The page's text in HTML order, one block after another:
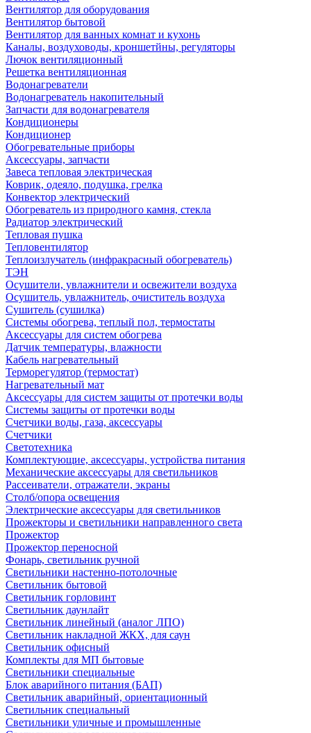
Вентилятор для оборудования
Вентилятор бытовой
Вентилятор для ванных комнат и кухонь
Каналы, воздуховоды, кроншетйны, регуляторы
Лючок вентиляционный
Решетка вентиляционная
Водонагреватели
Водонагреватель накопительный
Запчасти для водонагревателя
Кондиционеры
Кондиционер
Обогревательные приборы
Аксессуары, запчасти
Завеса тепловая электрическая
Коврик, одеяло, подушка, грелка
Конвектор электрический
Обогреватель из природного камня, стекла
Радиатор электрический
Тепловая пушка
Тепловентилятор
Теплоизлучатель (инфракрасный обогреватель)
ТЭН
Осушители, увлажнители и освежители воздуха
Осушитель, увлажнитель, очиститель воздуха
Сушитель (сушилка)
Системы обогрева, теплый пол, термостаты
Аксессуары для систем обогрева
Датчик температуры, влажности
Кабель нагревательный
Терморегулятор (термостат)
Нагревательный мат
Аксессуары для систем защиты от протечки воды
Системы защиты от протечки воды
Счетчики воды, газа, аксессуары
Счетчики
Светотехника
Комплектующие, аксессуары, устройства питания
Механические аксессуары для светильников
Рассеиватели, отражатели, экраны
Столб/опора освещения
Электрические аксессуары для светильников
Прожекторы и светильники направленного света
Прожектор
Прожектор переносной
Фонарь, светильник ручной
Светильники настенно-потолочные
Светильник бытовой
Светильник горловинт
Светильник даунлайт
Светильник линейный (аналог ЛПО)
Светильник накладной ЖКХ, для саун
Светильник офисный
Комплекты для МП бытовые
Светильники специальные
Блок аварийного питания (БАП)
Светильник аварийный, ориентационный
Светильник специальный
Светильники уличные и промышленные